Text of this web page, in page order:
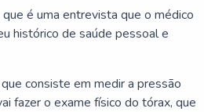
é uma entrevista que o médico
histórico de saúde pessoal e
consiste em medir a pressão
fazer o exame físico do tórax, que